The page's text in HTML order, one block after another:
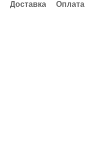
Доставка Оплата